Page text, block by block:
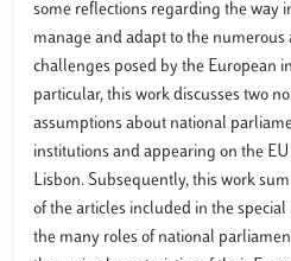
some reflections regarding the way
manage and adapt to the
challenges posed by the European
particular, this work discusses two
assumptions about national
institutions and appearing on the
Lisbon. Subsequently, this work
of the articles included in the
the many roles of national